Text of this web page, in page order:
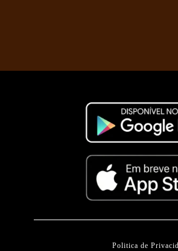
Politica de